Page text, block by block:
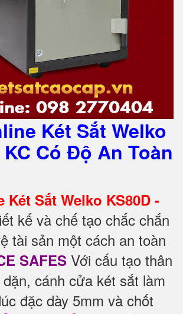
Két Sắt Welko
KC Có Độ An Toàn
Két Sắt Welko KS80D -
kế và chế tạo chắc chắn
tài sản một cách an toàn
SAFES Với cấu tạo thân
cánh cửa két sắt làm
đặc dày 5mm và chốt